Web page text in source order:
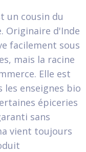
un cousin du
Originaire d'Inde
facilement sous
mais la racine
Elle est
enseignes bio
épiceries
sans
vient toujours